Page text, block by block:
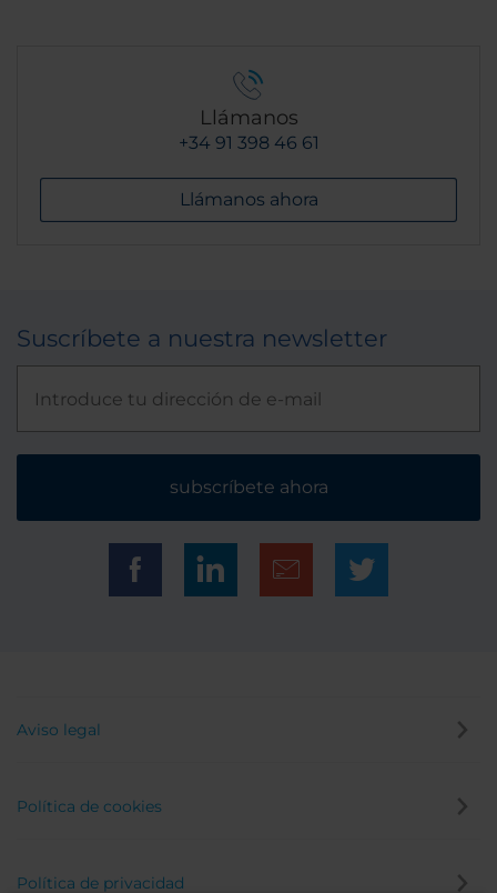
Llámanos
+34 91 398 46 61
Llámanos ahora
Suscríbete a nuestra newsletter
subscríbete ahora
Aviso legal
Política de cookies
Política de privacidad